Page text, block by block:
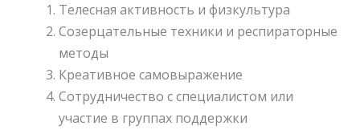
Телесная активность и физкультура
Созерцательные техники и респираторные
методы
Креативное самовыражение
Сотрудничество с специалистом или
участие в группах поддержки